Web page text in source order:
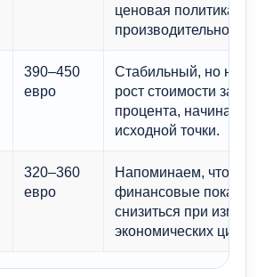
ценовая политика и
производительности.
390–450
евро
Стабильный, но не
рост стоимости за
процента, начиная с
исходной точки.
320–360
евро
Напоминаем, что
финансовые
снизиться при
экономических